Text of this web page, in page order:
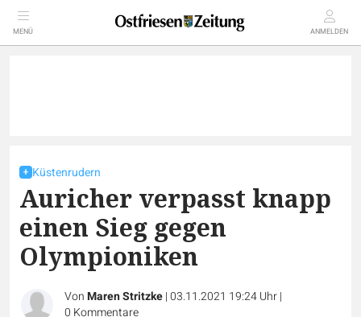
MENÜ ANMELDEN
Küstenrudern
Auricher verpasst knapp
einen Sieg gegen
Olympioniken
VonMaren Stritzke|03.11.2021 19:24 Uhr|
0 Kommentare